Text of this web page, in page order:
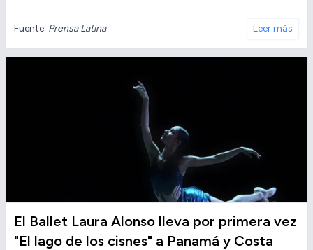
Fuente: Prensa Latina Leer más
El Ballet Laura Alonso lleva por primera vez
"El lago de los cisnes" a Panamá y Costa